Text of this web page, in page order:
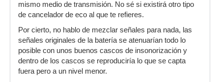
mismo medio de transmisión. No sé si existirá otro tipo
de cancelador de eco al que te refieres.
Por cierto, no hablo de mezclar señales para nada, las
señales originales de la batería se atenuarían todo lo
posible con unos buenos cascos de insonorización y
dentro de los cascos se reproduciría lo que se capta
fuera pero a un nivel menor.